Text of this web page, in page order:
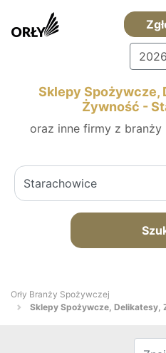
2026
Sklepy Spożywcze,
Żywność -
oraz inne firmy z branży
Orły Branży Spożywczej
Sklepy Spożywcze, Delikatesy,